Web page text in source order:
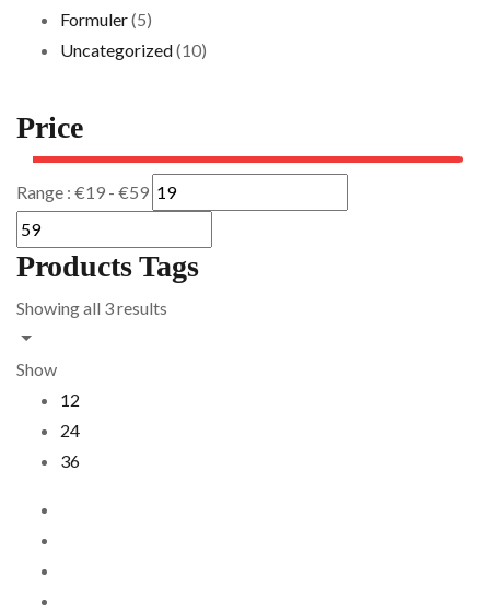
Formuler(5)
Uncategorized(10)
Price
Range : €19 - €59
Products Tags
Showing all 3 results
Show
12
24
36